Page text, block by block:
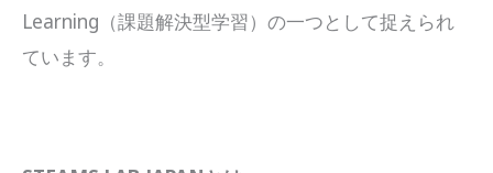
Learning（課題解決型学習）の一つとして捉えられ
ています。